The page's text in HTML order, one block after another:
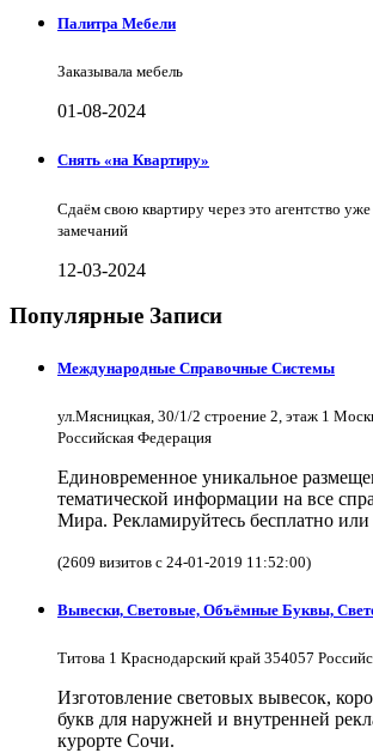
Палитра Мебели
Заказывала мебель
01-08-2024
Снять «на Квартиру»
Сдаём свою квартиру через это агентство
замечаний
12-03-2024
Популярные Записи
Международные Справочные Системы
ул.Мясницкая, 30/1/2 строение 2, этаж 1
Российская Федерация
Единовременное уникальное
тематической информации на все
Мира. Рекламируйтесь бесплатно
(2609 визитов с 24-01-2019 11:52:00)
Вывески, Световые, Объёмные Буквы,
Титова 1 Краснодарский край 354057
Изготовление световых вывесок,
букв для наружней и внутренней
курорте Сочи.